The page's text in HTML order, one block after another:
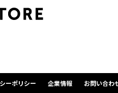
ーポリシー 企業情報 お問い合わ